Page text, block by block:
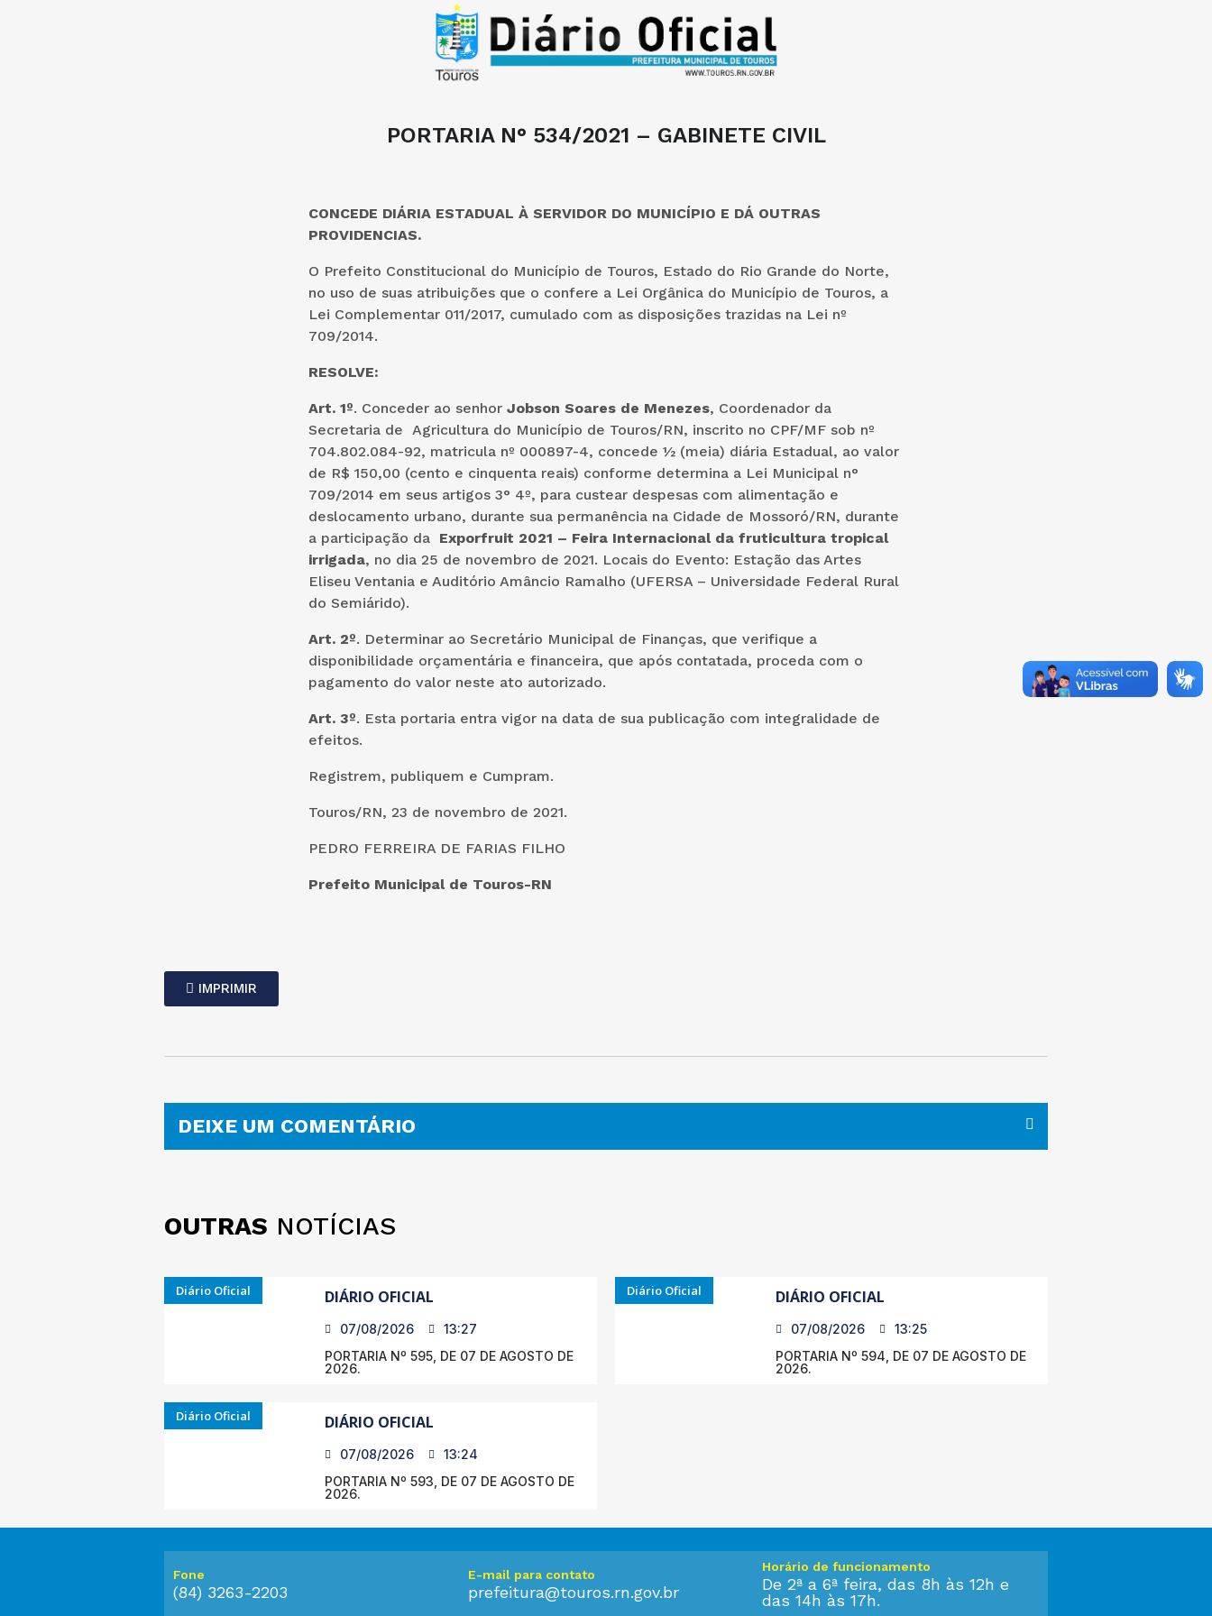
PORTARIA N° 534/2021 – GABINETE CIVIL
CONCEDE DIÁRIA ESTADUAL À SERVIDOR DO MUNICÍPIO E DÁ OUTRAS
PROVIDENCIAS.
O Prefeito Constitucional do Município de Touros, Estado do Rio Grande do Norte,
no uso de suas atribuições que o confere a Lei Orgânica do Município de Touros, a
Lei Complementar 011/2017, cumulado com as disposições trazidas na Lei nº
709/2014.
RESOLVE:
Art. 1º. Conceder ao senhor Jobson Soares de Menezes, Coordenador da
Secretaria de Agricultura do Município de Touros/RN, inscrito no CPF/MF sob nº
704.802.084-92, matricula nº 000897-4, concede ½ (meia) diária Estadual, ao valor
de R$ 150,00 (cento e cinquenta reais) conforme determina a Lei Municipal n°
709/2014 em seus artigos 3° 4º, para custear despesas com alimentação e
deslocamento urbano, durante sua permanência na Cidade de Mossoró/RN, durante
a participação da Exporfruit 2021 – Feira Internacional da fruticultura tropical
irrigada, no dia 25 de novembro de 2021. Locais do Evento: Estação das Artes
Eliseu Ventania e Auditório Amâncio Ramalho (UFERSA – Universidade Federal Rural
do Semiárido).
Art. 2º. Determinar ao Secretário Municipal de Finanças, que verifique a
disponibilidade orçamentária e financeira, que após contatada, proceda com o
pagamento do valor neste ato autorizado.
Art. 3º. Esta portaria entra vigor na data de sua publicação com integralidade de
efeitos.
Registrem, publiquem e Cumpram.
Touros/RN, 23 de novembro de 2021.
PEDRO FERREIRA DE FARIAS FILHO
Prefeito Municipal de Touros-RN
IMPRIMIR
DEIXE UM COMENTÁRIO
OUTRAS NOTÍCIAS
Diário Oficial DIÁRIO OFICIAL
07/08/2026
13:27
PORTARIA Nº 595, DE 07 DE AGOSTO DE
2026.
Diário Oficial DIÁRIO OFICIAL
07/08/2026
13:25
PORTARIA Nº 594, DE 07 DE AGOSTO DE
2026.
Diário Oficial DIÁRIO OFICIAL
07/08/2026
13:24
PORTARIA Nº 593, DE 07 DE AGOSTO DE
2026.
Fone
(84) 3263-2203
E-mail para contato
prefeitura@touros.rn.gov.br
Horário de funcionamento
De 2ª a 6ª feira, das 8h às 12h e
das 14h às 17h.